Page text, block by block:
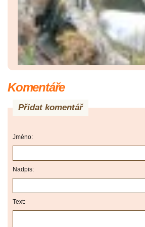
Komentáře
Přidat komentář
Jméno:
Nadpis:
Text: